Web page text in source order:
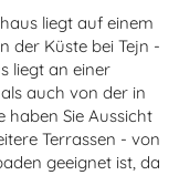
liegt auf einem
der Küste bei Tejn -
liegt an einer
auch von der in
haben Sie Aussicht
Terrassen - von
geeignet ist, da